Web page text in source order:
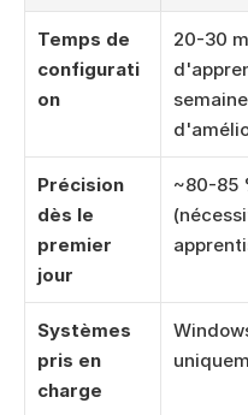
Temps de
configurati
on
20-30
Précision
dès le
premier
jour
~80-85
Systèmes
pris en
charge